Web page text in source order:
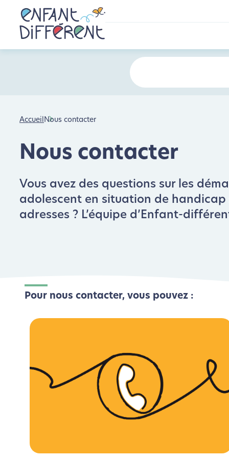
AccueilNous contacter
Nous contacter
Vous avez des questions sur les
adolescent en situation de handicap
adresses ? L’équipe d’Enfant-
Pour nous contacter, vous pouvez :